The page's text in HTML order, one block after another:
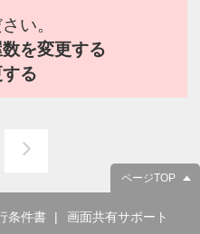
い。
を変更する
る
ページTOP
条件書 画面共有サポート